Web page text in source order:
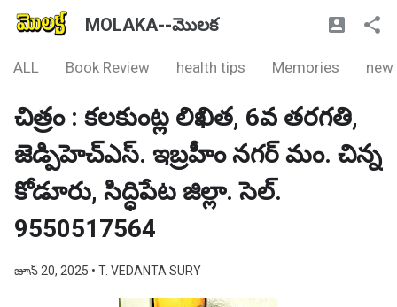
MOLAKA--మొలక
ALL Book Review health tips Memories new
చిత్రం : కలకుంట్ల లిఖిత, 6వ తరగతి,
జెడ్పిహెచ్ఎస్. ఇబ్రహీం నగర్ మం. చిన్న
కోడూరు, సిద్ధిపేట జిల్లా. సెల్.
9550517564
జూన్ 20, 2025 • T. VEDANTA SURY